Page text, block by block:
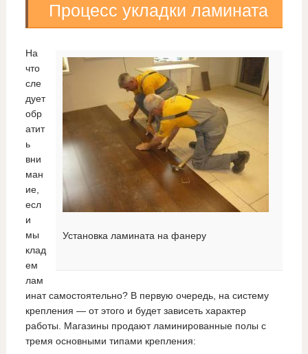
Процесс укладки ламината
Установка ламината на фанеру
На
что
сле
дует
обр
атит
ь
вни
ман
ие,
есл
и
мы
клад
ем
лам
инат самостоятельно? В первую очередь, на систему
крепления — от этого и будет зависеть характер
работы. Магазины продают ламинированные полы с
тремя основными типами крепления: